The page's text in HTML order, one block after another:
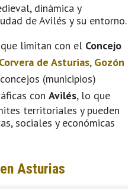
dinámica y
de Avilés y su entorno.
limitan con el Concejo
Corvera de Asturias, Gozón
(municipios)
con Avilés, lo que
territoriales y pueden
sociales y económicas